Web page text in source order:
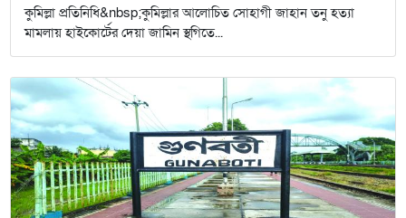
কুমিল্লা প্রতিনিধি&nbsp;কুমিল্লার আলোচিত সোহাগী জাহান তনু হত্যা
মামলায় হাইকোর্টের দেয়া জামিন স্থগিতে...